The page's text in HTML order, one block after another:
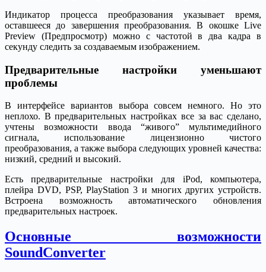
Индикатор процесса преобразования указывает время,
оставшееся до завершения преобразования. В окошке Live
Preview (Предпросмотр) можно с частотой в два кадра в
секунду следить за создаваемым изображением.
Предварительные настройки уменьшают
проблемы
В интерфейсе вариантов выбора совсем немного. Но это
неплохо. В предварительных настройках все за вас сделано,
учтены возможности ввода “живого” мультимедийного
сигнала, использование лицензионно чистого
преобразования, а также выбора следующих уровней качества:
низкий, средний и высокий.
Есть предварительные настройки для iPod, компьютера,
плейра DVD, PSP, PlayStation 3 и многих других устройств.
Встроена возможность автоматического обновления
предварительных настроек.
Основные возможности
SoundConverter